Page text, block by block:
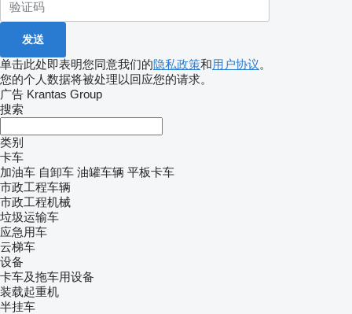
单击此处即表明您同意我们的隐私政策和用户协议。
您的个人数据将被处理以回应您的请求。
广告 Krantas Group
搜索
类别
卡车
加油车 自卸车 油罐车辆 平板卡车
市政工程车辆
市政工程机械
垃圾运输车
应急用车
云梯车
设备
卡车及拖车用设备
装载起重机
半挂车